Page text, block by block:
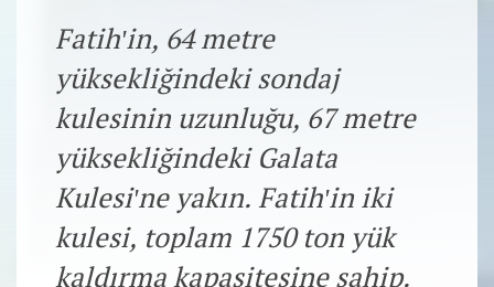
Fatih'in, 64 metre
yüksekliğindeki sondaj
kulesinin uzunluğu, 67 metre
yüksekliğindeki Galata
Kulesi'ne yakın. Fatih'in iki
kulesi, toplam 1750 ton yük
kaldırma kapasitesine sahip.